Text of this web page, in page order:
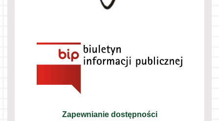
Zapewnianie dostępności